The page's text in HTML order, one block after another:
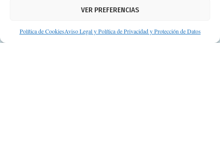
VER PREFERENCIAS
Política de CookiesAviso Legal y Política de Privacidad y Protección de Datos
Protección de datos personales
Suscripción a Newsletter